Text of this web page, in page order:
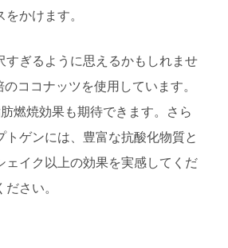
かけます。
ぎるように思えるかもしれませ
ココナッツを使用しています。
燃焼効果も期待できます。さら
ゲンには、豊富な抗酸化物質と
イク以上の効果を実感してくだ
さい。